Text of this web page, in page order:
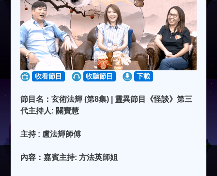
收看節目 收聽節目 下載
節目名：玄術法輝 (第8集) | 靈異節目《怪談》第三
代主持人: 關寶慧
主持 : 盧法輝師傅
內容：嘉賓主持: 方法英師姐